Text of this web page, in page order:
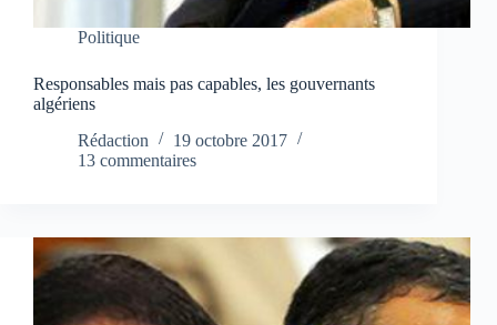
Politique
Responsables mais pas capables, les gouvernants
algériens
Rédaction
19 octobre 2017
13 commentaires